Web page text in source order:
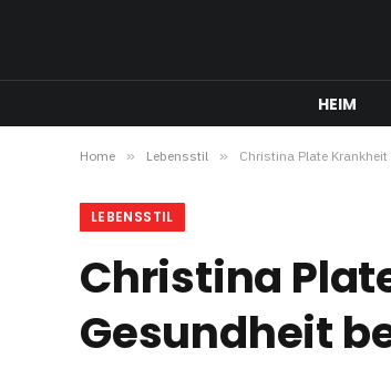
HEIM
Home » Lebensstil » Christina Plate
LEBENSSTIL
Christina
Gesundheit